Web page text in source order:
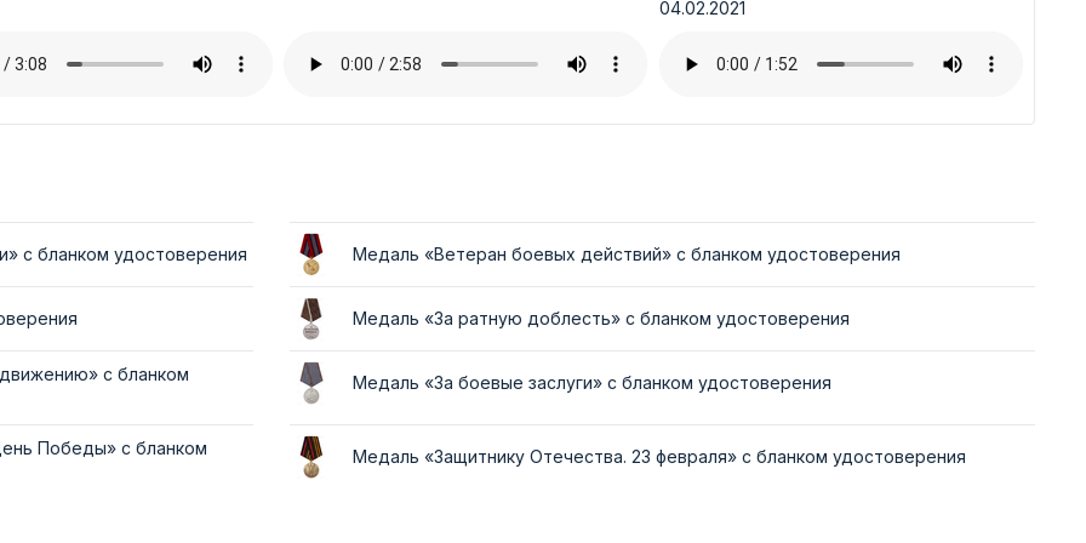
04.02.2021
с бланком удостоверения Медаль «Ветеран боевых действий» с бланком удостоверения
Медаль «За ратную доблесть» с бланком удостоверения
с бланком Медаль «За боевые заслуги» с бланком удостоверения
Победы» с бланком Медаль «Защитнику Отечества. 23 февраля» с бланком удостоверения